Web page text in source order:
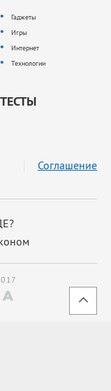
Гаджеты
Игры
Интернет
Технологии
ТЕСТЫ
Соглашение